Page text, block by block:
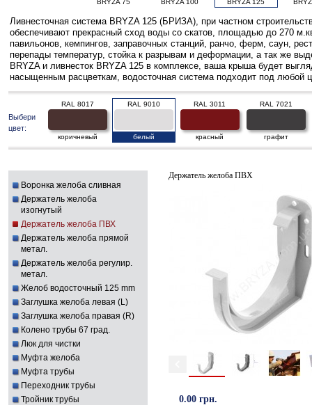
BRYZA 75 BRYZA 100 BRYZA 125
Ливнесточная система BRYZA 125 (БРИЗА), при частном
обеспечивают прекрасный сход воды со скатов, площадью до 270
павильонов, кемпингов, заправочных станций, ранчо, ферм, саун,
перепады температур, стойка к разрывам и деформации, а так же
BRYZA и ливнесток BRYZA 125 в комплексе, ваша крыша будет
насыщенным расцветкам, водосточная система подходит под любой
Выбери
цвет:
RAL 8017
коричневый
RAL 9010
белый
RAL 3011
красный
RAL 7021
графит
Воронка желоба сливная
Держатель желоба
изогнутый
Держатель желоба ПВХ
Держатель желоба прямой
метал.
Держатель желоба регулир.
метал.
Желоб водосточный 125 mm
Заглушка желоба левая (L)
Заглушка желоба правая (R)
Колено трубы 67 град.
Люк для чистки
Муфта желоба
Муфта трубы
Переходник трубы
Тройник трубы
Держатель желоба ПВХ
0.00 грн.